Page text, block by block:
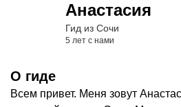
Анастасия
Гид из Сочи
5 лет с нами
О гиде
Всем привет. Меня зовут